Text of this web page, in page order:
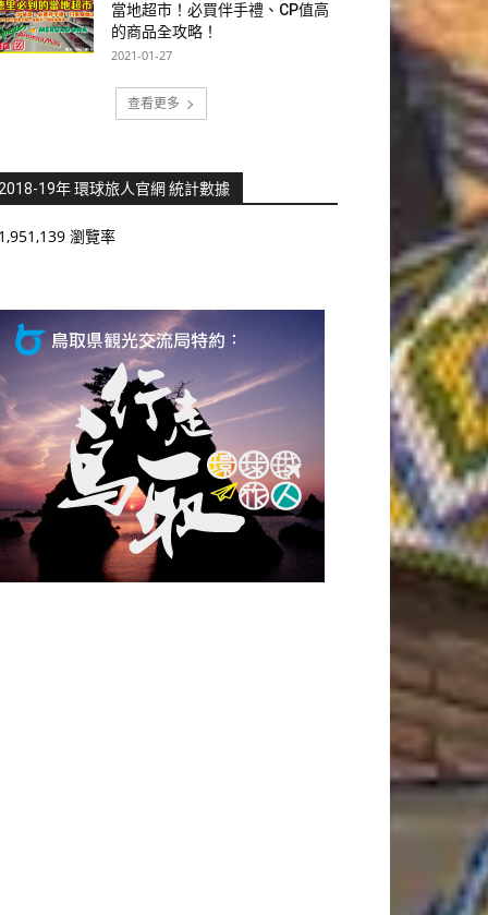
當地超市！必買伴手禮、CP值高
的商品全攻略！
2021-01-27
查看更多
19年 環球旅人官網 統計數據
瀏覽率